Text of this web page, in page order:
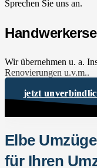
Sprechen Sie uns an.
Wir übernehmen u. a.
Renovierungen u.v.m..
jetzt
Elbe
für Ihren